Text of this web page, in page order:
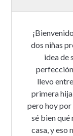
dos niñas
idea de
llevo
primera
pero hoy
sé bien qué
casa, y eso